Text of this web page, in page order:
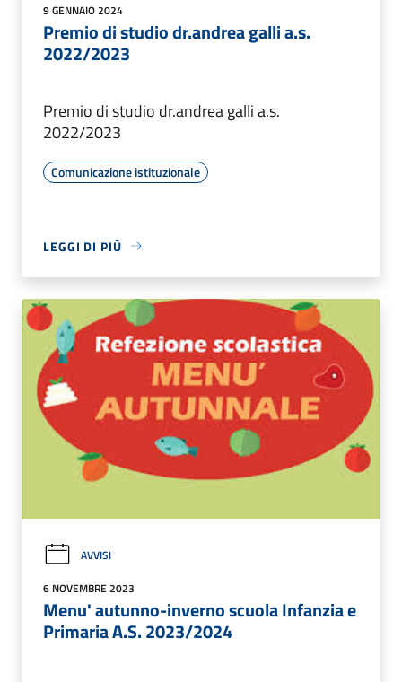
9 GENNAIO 2024
Premio di studio dr.andrea galli a.s.
2022/2023
Premio di studio dr.andrea galli a.s.
2022/2023
Comunicazione istituzionale
LEGGI DI PIÙ
AVVISI
6 NOVEMBRE 2023
Menu' autunno-inverno scuola Infanzia e
Primaria A.S. 2023/2024